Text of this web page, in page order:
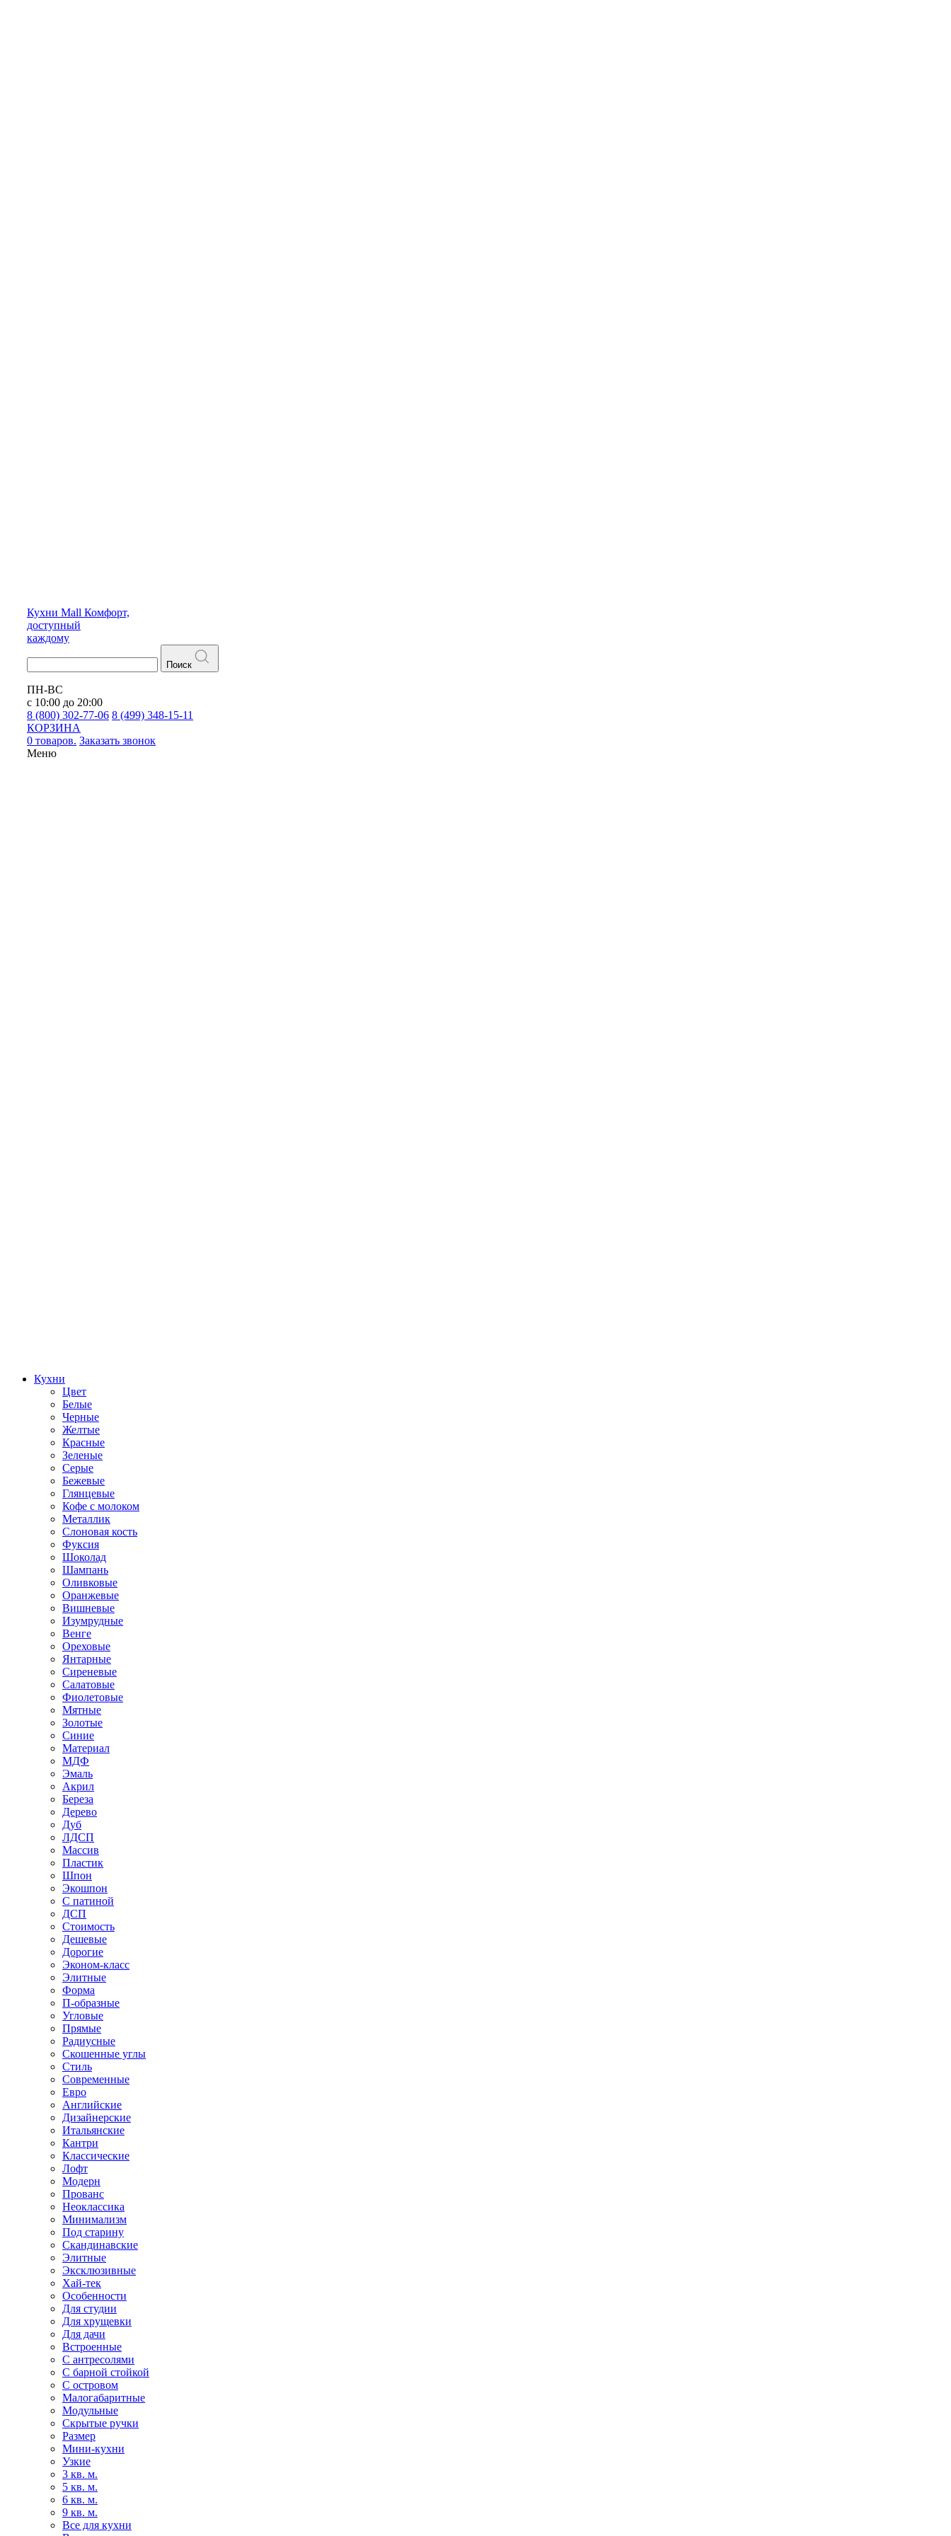
Кухни Mall Комфорт,
доступный
каждому
Поиск
ПН-ВС
с 10:00 до 20:00
8 (800) 302-77-06 8 (499) 348-15-11
КОРЗИНА
0 товаров. Заказать звонок
Меню
Кухни
Цвет
Белые
Черные
Желтые
Красные
Зеленые
Серые
Бежевые
Глянцевые
Кофе с молоком
Металлик
Слоновая кость
Фуксия
Шоколад
Шампань
Оливковые
Оранжевые
Вишневые
Изумрудные
Венге
Ореховые
Янтарные
Сиреневые
Салатовые
Фиолетовые
Мятные
Золотые
Синие
Материал
МДФ
Эмаль
Акрил
Береза
Дерево
Дуб
ЛДСП
Массив
Пластик
Шпон
Экошпон
С патиной
ДСП
Стоимость
Дешевые
Дорогие
Эконом-класс
Элитные
Форма
П-образные
Угловые
Прямые
Радиусные
Скошенные углы
Стиль
Современные
Евро
Английские
Дизайнерские
Итальянские
Кантри
Классические
Лофт
Модерн
Прованс
Неоклассика
Минимализм
Под старину
Скандинавские
Элитные
Эксклюзивные
Хай-тек
Особенности
Для студии
Для хрущевки
Для дачи
Встроенные
С антресолями
С барной стойкой
С островом
Малогабаритные
Модульные
Скрытые ручки
Размер
Мини-кухни
Узкие
3 кв. м.
5 кв. м.
6 кв. м.
9 кв. м.
Все для кухни